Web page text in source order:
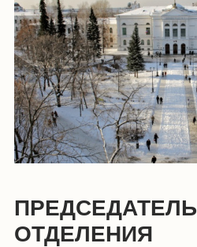
ПРЕДСЕДАТЕЛЬ
ОТДЕЛЕНИЯ